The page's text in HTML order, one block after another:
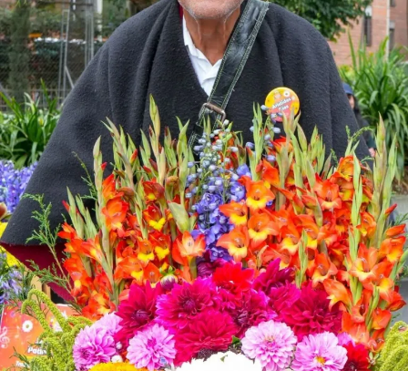
La entrega oficial de las membresías se realizó en un
acto protocolario en la casa natal de la Madre Laura, en
Jericó, donde se hizo entrega del Catálogo de Rutas
Religiosas de los municipios antioqueños miembros,
junto con el certificado que los acredita como parte de
la Red Mundial de Turismo Religioso. Además de
Medellín y Jericó, recibieron esta certificación Santa Fe
de Antioquia, San Pedro de los Milagros, Santa Rosa de
Osos, Angostura, El Peñol, El Santuario, Marinilla,